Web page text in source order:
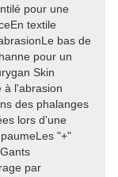
pour une
textile
bas de
pour un
Skin
à l'abrasion
des phalanges
lors d'une
"+"
par